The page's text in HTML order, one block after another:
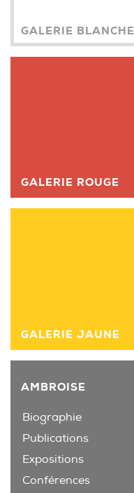
GALERIE BLANCHE
GALERIE ROUGE
GALERIE JAUNE
AMBROISE
Biographie
Publications
Expositions
Conférences